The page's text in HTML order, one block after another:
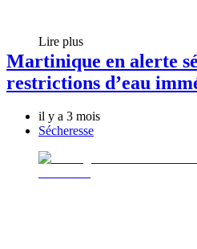
Lire plus
Martinique en alerte
restrictions d’eau
il y a 3 mois
Sécheresse